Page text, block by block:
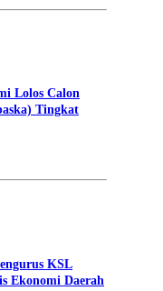
Lolos Calon
Tingkat
KSL
Ekonomi Daerah